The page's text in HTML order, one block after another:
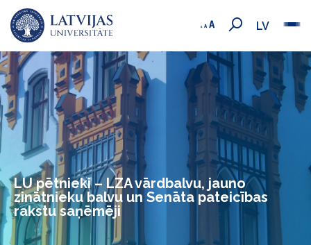
LV
LU pētnieki – LZA vārdbalvu, jauno
zinātnieku balvu un Senāta pateicības
rakstu saņēmēji